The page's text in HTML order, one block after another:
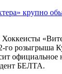
крупно
го розыгрыша
официальное
БЕЛТА.